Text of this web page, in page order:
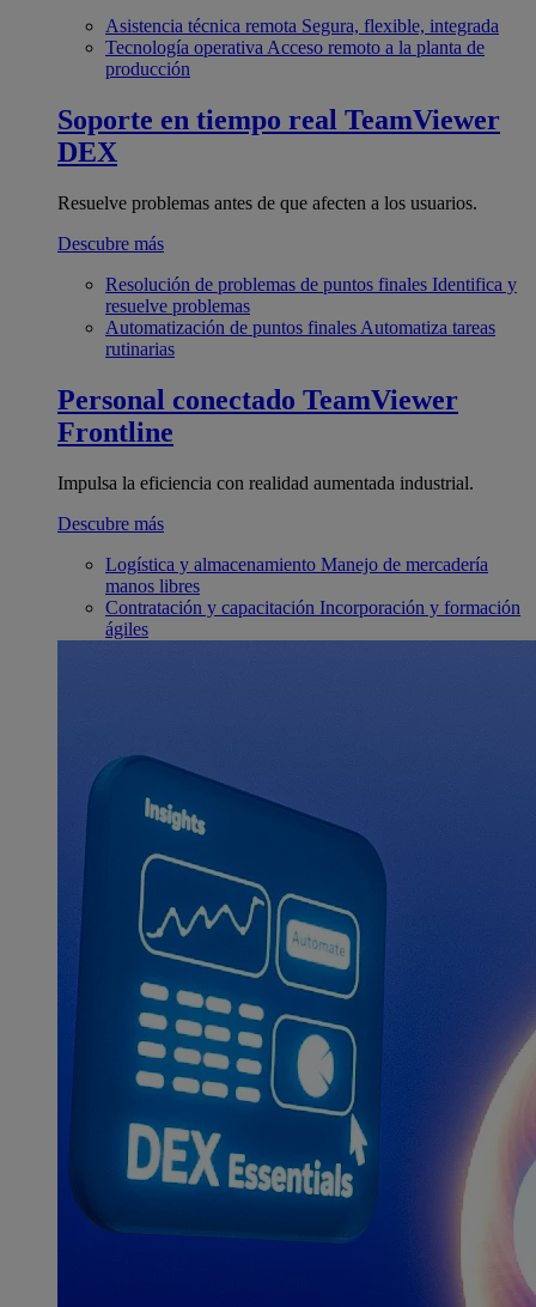
Asistencia técnica remota Segura, flexible, integrada
Tecnología operativa Acceso remoto a la planta de
producción
Soporte en tiempo real TeamViewer
DEX
Resuelve problemas antes de que afecten a los usuarios.
Descubre más
Resolución de problemas de puntos finales Identifica y
resuelve problemas
Automatización de puntos finales Automatiza tareas
rutinarias
Personal conectado TeamViewer
Frontline
Impulsa la eficiencia con realidad aumentada industrial.
Descubre más
Logística y almacenamiento Manejo de mercadería
manos libres
Contratación y capacitación Incorporación y formación
ágiles